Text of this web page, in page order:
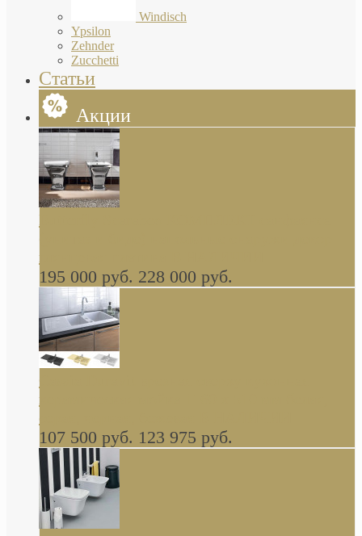
Windisch
Ypsilon
Zehnder
Zucchetti
Статьи
Акции
Butterfly Scarabeo КОМПЛЕКТ санфаянса
глянцевая платина В НАЛИЧИИ
195 000 руб. 228 000 руб.
керамическая мойка 1160 x 510 мм белая,
серая, черная, бежевая В НАЛИЧИИ
107 500 руб. 123 975 руб.